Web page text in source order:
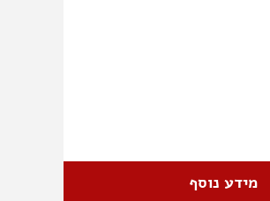
מידע נוסף